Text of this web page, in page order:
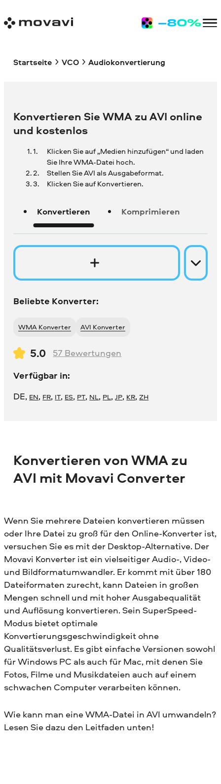
Startseite VCO Audiokonvertierung
Konvertieren Sie WMA zu AVI online
und kostenlos
Klicken Sie auf „Medien hinzufügen“ und laden
Sie IhreWMA-Datei hoch.
Stellen Sie AVI als Ausgabeformat.
Klicken Sie auf Konvertieren.
Konvertieren Komprimieren
Beliebte Konverter:
WMA Konverter AVI Konverter
5.0 57 Bewertungen
Verfügbar in:
DE, EN, FR, IT, ES, PT, NL, PL,JP, KR,ZH
Konvertieren von WMA zu
AVI mit Movavi Converter
Wenn Sie mehrere Dateien konvertieren müssen
oder Ihre Datei zu groß für den Online-Konverter ist,
versuchen Sie es mit der Desktop-Alternative. Der
Movavi Konverter ist ein vielseitiger Audio-, Video-
und Bildformatumwandler. Er kommt mit über 180
Dateiformaten zurecht, kann Dateien in großen
Mengen schnell und mit hoher Ausgabequalität
und Auflösung konvertieren. Sein SuperSpeed-
Modus bietet optimale
Konvertierungsgeschwindigkeit ohne
Qualitätsverlust. Es gibt einfache Versionen sowohl
für Windows PC als auch für Mac, mit denen Sie
Fotos, Filme und Musikdateien auch auf einem
schwachen Computer verarbeiten können.
Wie kann man eine WMA-Datei in AVI umwandeln?
Lesen Sie dazu den Leitfaden unten!